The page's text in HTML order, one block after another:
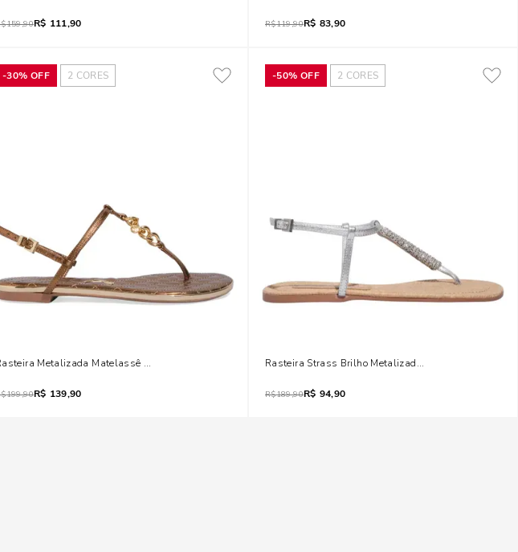
159,90R$ 111,90 R$119,90R$ 83,90
-30% OFF 2 CORES
Metalizada Matelassê Bronze
199,90R$ 139,90
-50% OFF 2 CORES
Rasteira Strass Brilho Metalizada Prata
R$189,90R$ 94,90